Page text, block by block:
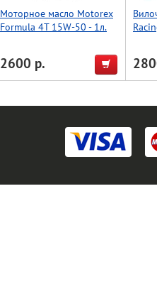
Моторное масло Motorex
Formula 4T 15W-50 - 1л.
2600 р.